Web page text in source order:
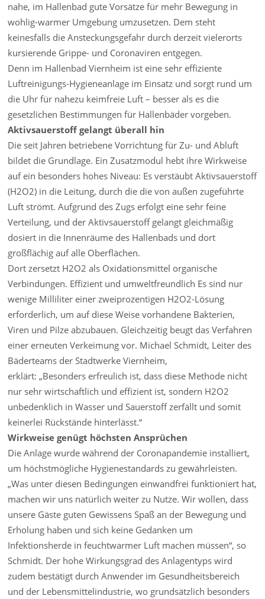
nahe, im Hallenbad gute Vorsätze für mehr Bewegung in
wohlig-warmer Umgebung umzusetzen. Dem steht
keinesfalls die Ansteckungsgefahr durch derzeit vielerorts
kursierende Grippe- und Coronaviren entgegen.
Denn im Hallenbad Viernheim ist eine sehr effiziente
Luftreinigungs-Hygieneanlage im Einsatz und sorgt rund um
die Uhr für nahezu keimfreie Luft – besser als es die
gesetzlichen Bestimmungen für Hallenbäder vorgeben.
Aktivsauerstoff gelangt überall hin
Die seit Jahren betriebene Vorrichtung für Zu- und Abluft
bildet die Grundlage. Ein Zusatzmodul hebt ihre Wirkweise
auf ein besonders hohes Niveau: Es verstäubt Aktivsauerstoff
(H2O2) in die Leitung, durch die die von außen zugeführte
Luft strömt. Aufgrund des Zugs erfolgt eine sehr feine
Verteilung, und der Aktivsauerstoff gelangt gleichmäßig
dosiert in die Innenräume des Hallenbads und dort
großflächig auf alle Oberflächen.
Dort zersetzt H2O2 als Oxidationsmittel organische
Verbindungen. Effizient und umweltfreundlich Es sind nur
wenige Milliliter einer zweiprozentigen H2O2-Lösung
erforderlich, um auf diese Weise vorhandene Bakterien,
Viren und Pilze abzubauen. Gleichzeitig beugt das Verfahren
einer erneuten Verkeimung vor. Michael Schmidt, Leiter des
Bäderteams der Stadtwerke Viernheim,
erklärt: „Besonders erfreulich ist, dass diese Methode nicht
nur sehr wirtschaftlich und effizient ist, sondern H2O2
unbedenklich in Wasser und Sauerstoff zerfällt und somit
keinerlei Rückstände hinterlässt.“
Wirkweise genügt höchsten Ansprüchen
Die Anlage wurde während der Coronapandemie installiert,
um höchstmögliche Hygienestandards zu gewährleisten.
„Was unter diesen Bedingungen einwandfrei funktioniert hat,
machen wir uns natürlich weiter zu Nutze. Wir wollen, dass
unsere Gäste guten Gewissens Spaß an der Bewegung und
Erholung haben und sich keine Gedanken um
Infektionsherde in feuchtwarmer Luft machen müssen“, so
Schmidt. Der hohe Wirkungsgrad des Anlagentyps wird
zudem bestätigt durch Anwender im Gesundheitsbereich
und der Lebensmittelindustrie, wo grundsätzlich besonders